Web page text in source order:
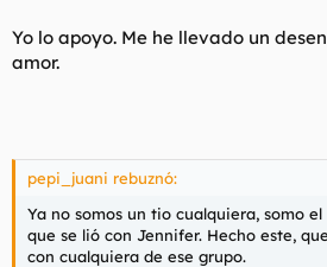
Yo lo apoyo. Me he llevado un
amor.
pepi_juani rebuznó:
Ya no somos un tio cualquiera, somo
que se lió con Jennifer. Hecho este,
con cualquiera de ese grupo.